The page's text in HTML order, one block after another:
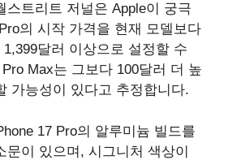
스트리트 저널‌은 Apple이 궁극
의 시작 가격을 현재 모델보다
달러 이상으로 설정할 수
Max는 그보다 100달러 더 높
가능성이 있다고 추정합니다.
17 Pro‌의 알루미늄 빌드를
문이 있으며, 시그니처 색상이